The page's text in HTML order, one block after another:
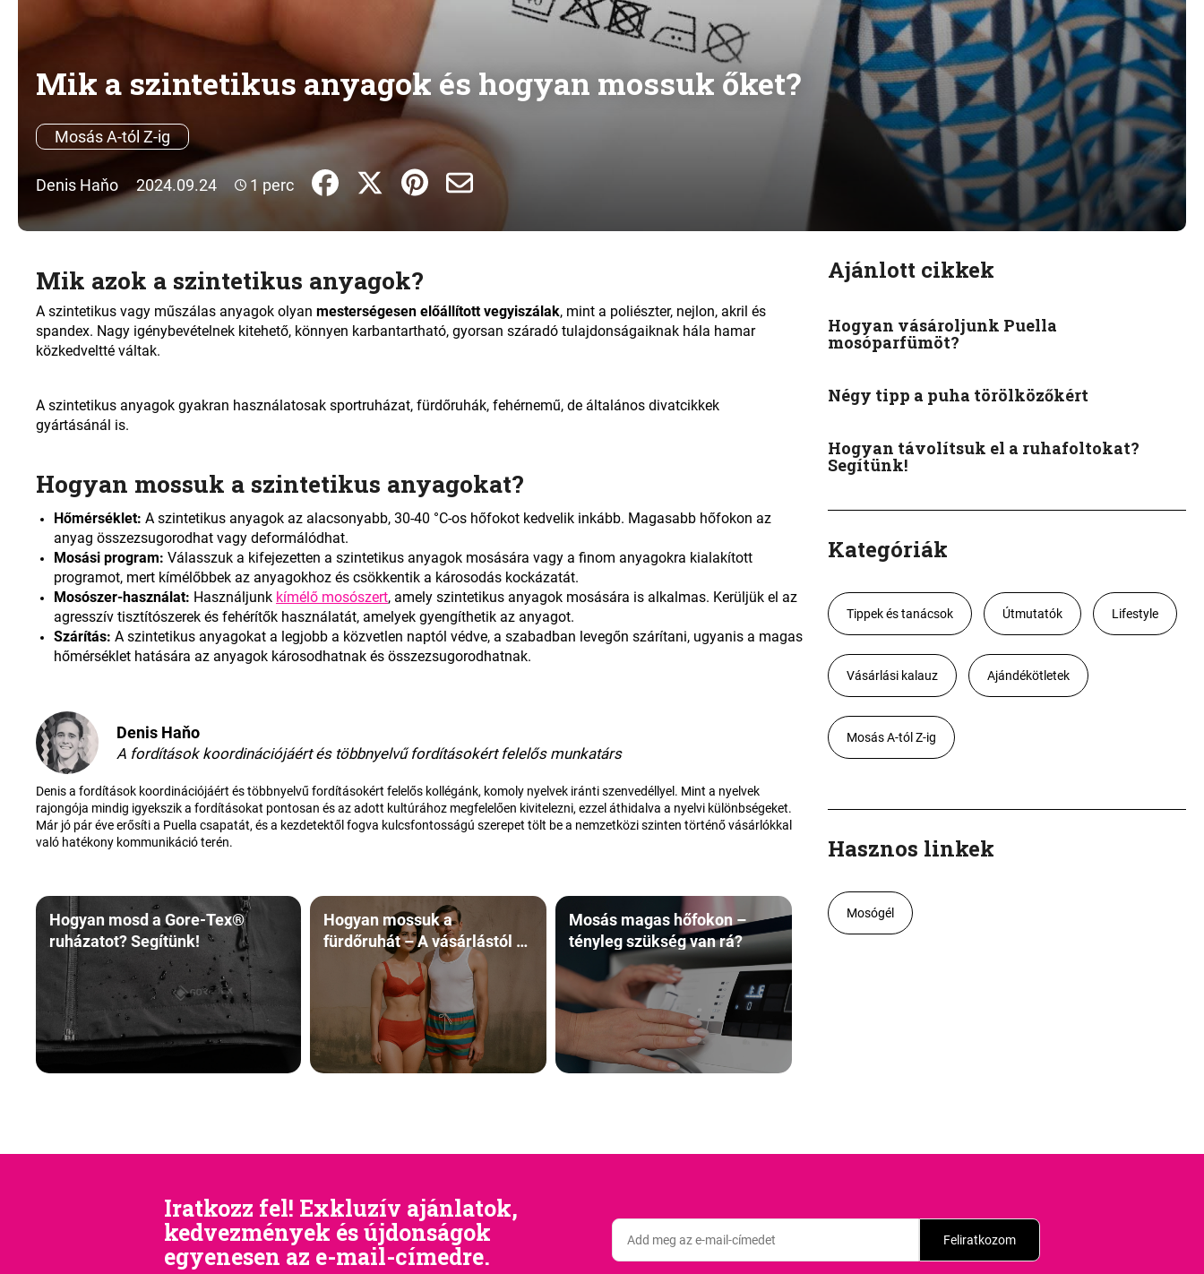
Mik a szintetikus anyagok és hogyan mossuk őket?
Mosás A-tól Z-ig
Denis Haňo 2024.09.24 1 perc
Mik azok a szintetikus anyagok?
A szintetikus vagy műszálas anyagok olyan mesterségesen előállított vegyiszálak, mint a poliészter, nejlon, akril és
spandex. Nagy igénybevételnek kitehető, könnyen karbantartható, gyorsan száradó tulajdonságaiknak hála hamar
közkedveltté váltak.
A szintetikus anyagok gyakran használatosak sportruházat, fürdőruhák, fehérnemű, de általános divatcikkek
gyártásánál is.
Hogyan mossuk a szintetikus anyagokat?
Hőmérséklet: A szintetikus anyagok az alacsonyabb, 30-40 °C-os hőfokot kedvelik inkább. Magasabb hőfokon az
anyag összezsugorodhat vagy deformálódhat.
Mosási program: Válasszuk a kifejezetten a szintetikus anyagok mosására vagy a finom anyagokra kialakított
programot, mert kímélőbbek az anyagokhoz és csökkentik a károsodás kockázatát.
Mosószer-használat: Használjunk kímélő mosószert, amely szintetikus anyagok mosására is alkalmas. Kerüljük el az
agresszív tisztítószerek és fehérítők használatát, amelyek gyengíthetik az anyagot.
Szárítás: A szintetikus anyagokat a legjobb a közvetlen naptól védve, a szabadban levegőn szárítani, ugyanis a magas
hőmérséklet hatására az anyagok károsodhatnak és összezsugorodhatnak.
Denis Haňo
A fordítások koordinációjáért és többnyelvű fordításokért felelős munkatárs
Denis a fordítások koordinációjáért és többnyelvű fordításokért felelős kollégánk, komoly nyelvek iránti szenvedéllyel. Mint a nyelvek
rajongója mindig igyekszik a fordításokat pontosan és az adott kultúrához megfelelően kivitelezni, ezzel áthidalva a nyelvi különbségeket.
Már jó pár éve erősíti a Puella csapatát, és a kezdetektől fogva kulcsfontosságú szerepet tölt be a nemzetközi szinten történő vásárlókkal
való hatékony kommunikáció terén.
Hogyan mosd a Gore-Tex®
ruházatot? Segítünk!
Hogyan mossuk a
fürdőruhát – A vásárlástól a
helyes tisztításig🏊‍♀️
Mosás magas hőfokon –
tényleg szükség van rá?
Ajánlott cikkek
Hogyan vásároljunk Puella
mosóparfümöt?
Négy tipp a puha törölközőkért
Hogyan távolítsuk el a ruhafoltokat?
Segítünk!
Kategóriák
Tippek és tanácsok Útmutatók Lifestyle
Vásárlási kalauz Ajándékötletek
Mosás A-tól Z-ig
Hasznos linkek
Mosógél
Iratkozz fel! Exkluzív ajánlatok,
kedvezmények és újdonságok
egyenesen az e-mail-címedre.
Feliratkozom